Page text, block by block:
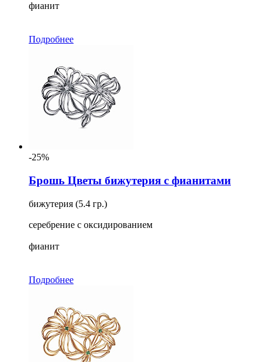
фианит
Подробнее
-25%
Брошь Цветы бижутерия с фианитами
бижутерия (5.4 гр.)
серебрение с оксидированием
фианит
Подробнее